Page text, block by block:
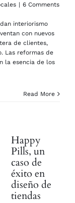
| 6 Comments
interiorismo
con nuevos
de clientes,
Las reformas de
la esencia de los
Read More
Happy
Pills, un
caso de
éxito en
diseño de
tiendas